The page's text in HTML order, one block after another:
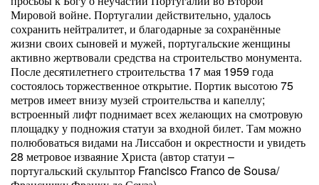
Мировой войне. Португалии действительно, удалось
сохранить нейтралитет, и благодарные за сохранённые
жизни своих сыновей и мужей, португальские женщины
активно жертвовали средства на строительство монумента.
После десятилетнего строительства 17 мая 1959 года
состоялось торжественное открытие. Портик высотою 75
метров имеет внизу музей строительства и капеллу;
встроенный лифт поднимает всех желающих на смотровую
площадку у подножия статуи за входной билет. Там можно
полюбоваться видами на Лиссабон и окрестности и увидеть
28 метровое изваяние Христа (автор статуи –
португальский скульптор Francisco Franco de Sousa/